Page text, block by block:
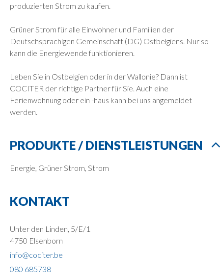
produzierten Strom zu kaufen.
Grüner Strom für alle Einwohner und Familien der
Deutschsprachigen Gemeinschaft (DG) Ostbelgiens. Nur so
kann die Energiewende funktionieren.
Leben Sie in Ostbelgien oder in der Wallonie? Dann ist
COCITER der richtige Partner für Sie. Auch eine
Ferienwohnung oder ein -haus kann bei uns angemeldet
werden.
PRODUKTE / DIENSTLEISTUNGEN
Energie, Grüner Strom, Strom
KONTAKT
Unter den Linden, 5/E/1
4750 Elsenborn
info@cociter.be
080 685738